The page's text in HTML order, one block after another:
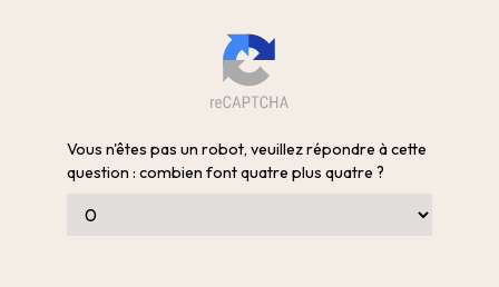
Vous n'êtes pas un robot, veuillez répondre à cette
question : combien font quatre plus quatre ?